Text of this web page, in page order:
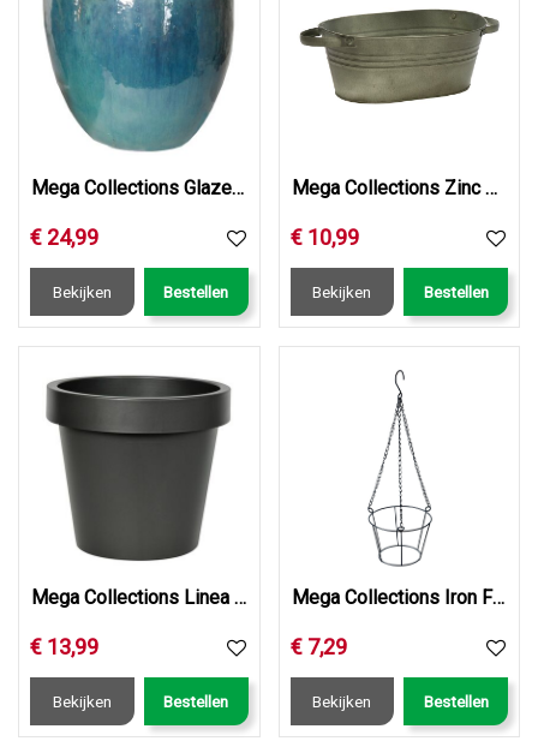
Mega Collections Glazed Egg Pot Celadon D30H26
€ 24,99
Bekijken Bestellen
Mega Collections Zinc Vintage Green Oval Low w/handle L33W2…
€ 10,99
Bekijken Bestellen
Mega Collections Linea Iris Flowerpot Anthracite D40H35
€ 13,99
Bekijken Bestellen
Mega Collections Iron Flower Frame Hanger Black D24H17
€ 7,29
Bekijken Bestellen